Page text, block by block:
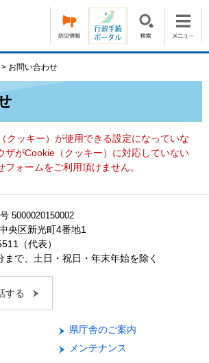
> お問い合わせ
クッキー）が使用できる設定になっていな
ザがCookie（クッキー）に対応していない
フォームをご利用頂けません。
5000020150002
央区新光町4番地1
（代表）
で、土日・祝日・年末年始を除く
する
県庁舎のご案内
メンテナンス